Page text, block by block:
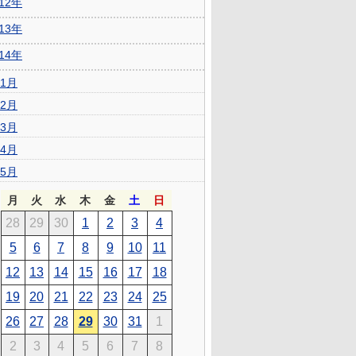
年
年
1月
2月
3月
4月
5月
月 火 水 木 金 土 日
28 29 30 1 2 3
4
5
6 7 8 9 10
11
12
13 14 15 16 17
18
19
20 21 22 23 24
25
26
27 28 29 30 31
1
2
3 4 5 6 7 8